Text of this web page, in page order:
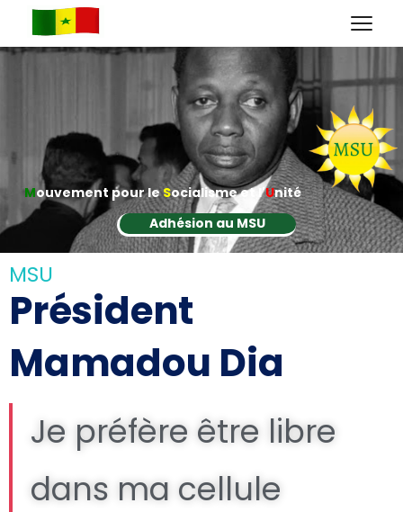
Mouvement pour leSocialisme et l'Unité
Adhésion au MSU
MSU
Président
Mamadou Dia
Je préfère être libre
dans ma cellule